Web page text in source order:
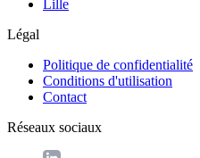
Lille
Légal
Politique de confidentialité
Conditions d'utilisation
Contact
Réseaux sociaux